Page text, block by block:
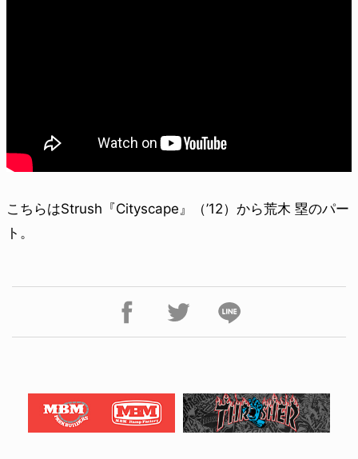
こちらはStrush『Cityscape』（’12）から荒木 塁のパー
ト。